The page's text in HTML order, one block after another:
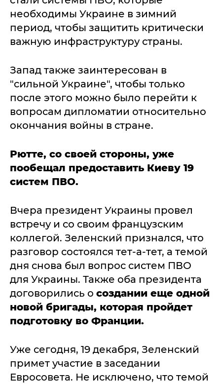
необходимы Украине в зимний
период, чтобы защитить критически
важную инфраструктуру страны.
Запад также заинтересован в
"сильной Украине", чтобы только
после этого можно было перейти к
вопросам дипломатии относительно
окончания войны в стране.
Рютте, со своей стороны, уже
пообещал предоставить Киеву 19
систем ПВО.
Вчера президент Украины провел
встречу и со своим французским
коллегой. Зеленский признался, что
разговор состоялся тет-а-тет, а темой
дня снова был вопрос систем ПВО
для Украины. Также оба президента
договорились о создании еще одной
новой бригады, которая пройдет
подготовку во Франции.
Уже сегодня, 19 декабря, Зеленский
примет участие в заседании
Евросовета. Не исключено, что темой